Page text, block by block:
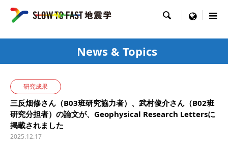
 menu
News & Topics
研究成果
三反畑修さん（B03班研究協力者）、武村俊介さん（B02班
研究分担者）の論文が、Geophysical Research Lettersに
掲載されました
2025.12.17